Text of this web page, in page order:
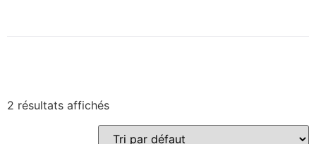
2 résultats affichés